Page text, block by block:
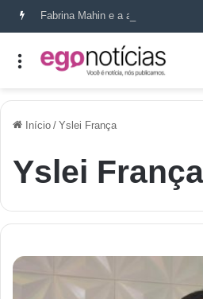
Fabrina Mahin e a arte de
Início / Yslei França
Yslei França